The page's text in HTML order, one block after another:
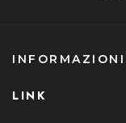
INFORMAZIONI
LINK